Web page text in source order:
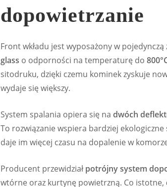
dopowietrzanie
Front wkładu jest wyposażony w
glass o odporności na temperaturę do
sitodruku, dzięki czemu kominek zyskuje
wydaje się większy.
System spalania opiera się na dwóch
To rozwiązanie wspiera bardziej ekologiczne
daje im więcej czasu na dopalenie w
Producent przewidział potrójny system
wtórne oraz kurtynę powietrzną. Co istotne,